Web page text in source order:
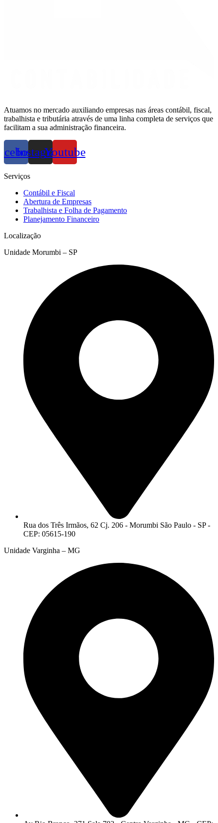
Atuamos no mercado auxiliando empresas nas áreas contábil, fiscal,
trabalhista e tributária através de uma linha completa de serviços que
facilitam a sua administração financeira.
InstagramYoutube
Serviços
Contábil e Fiscal
Abertura de Empresas
Trabalhista e Folha de Pagamento
Planejamento Financeiro
Localização
Unidade Morumbi – SP
Rua dos Três Irmãos, 62 Cj. 206 - Morumbi São Paulo - SP -
CEP: 05615-190
Unidade Varginha – MG